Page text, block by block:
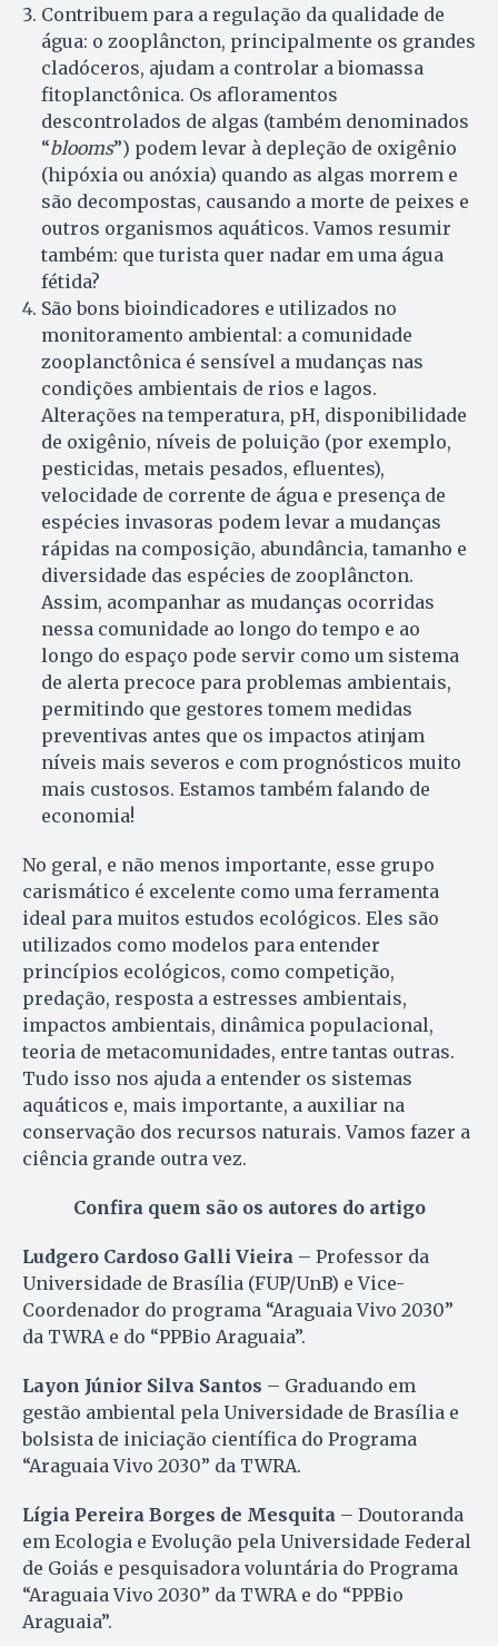
Contribuem para a regulação da qualidade de
água: o zooplâncton, principalmente os grandes
cladóceros, ajudam a controlar a biomassa
fitoplanctônica. Os afloramentos
descontrolados de algas (também denominados
“blooms”) podem levar à depleção de oxigênio
(hipóxia ou anóxia) quando as algas morrem e
são decompostas, causando a morte de peixes e
outros organismos aquáticos. Vamos resumir
também: que turista quer nadar em uma água
fétida?
São bons bioindicadores e utilizados no
monitoramento ambiental: a comunidade
zooplanctônica é sensível a mudanças nas
condições ambientais de rios e lagos.
Alterações na temperatura, pH, disponibilidade
de oxigênio, níveis de poluição (por exemplo,
pesticidas, metais pesados, efluentes),
velocidade de corrente de água e presença de
espécies invasoras podem levar a mudanças
rápidas na composição, abundância, tamanho e
diversidade das espécies de zooplâncton.
Assim, acompanhar as mudanças ocorridas
nessa comunidade ao longo do tempo e ao
longo do espaço pode servir como um sistema
de alerta precoce para problemas ambientais,
permitindo que gestores tomem medidas
preventivas antes que os impactos atinjam
níveis mais severos e com prognósticos muito
mais custosos. Estamos também falando de
economia!
No geral, e não menos importante, esse grupo
carismático é excelente como uma ferramenta
ideal para muitos estudos ecológicos. Eles são
utilizados como modelos para entender
princípios ecológicos, como competição,
predação, resposta a estresses ambientais,
impactos ambientais, dinâmica populacional,
teoria de metacomunidades, entre tantas outras.
Tudo isso nos ajuda a entender os sistemas
aquáticos e, mais importante, a auxiliar na
conservação dos recursos naturais. Vamos fazer a
ciência grande outra vez.
Confira quem são os autores do artigo
Ludgero Cardoso Galli Vieira – Professor da
Universidade de Brasília (FUP/UnB) e Vice-
Coordenador do programa “Araguaia Vivo 2030”
da TWRA e do “PPBio Araguaia”.
Layon Júnior Silva Santos – Graduando em
gestão ambiental pela Universidade de Brasília e
bolsista de iniciação científica do Programa
“Araguaia Vivo 2030” da TWRA.
Lígia Pereira Borges de Mesquita – Doutoranda
em Ecologia e Evolução pela Universidade Federal
de Goiás e pesquisadora voluntária do Programa
“Araguaia Vivo 2030” da TWRA e do “PPBio
Araguaia”.